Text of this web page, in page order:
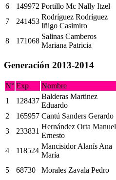
6
149972 Portillo Mc Nally Itzel
7
241453
Rodríguez Rodríguez
Iñigo Casimiro
8
171068
Salinas Camberos
Mariana Patricia
Generación 2013-2014
N° Exp Nombre
1
128437
Balderas Martinez
Eduardo
2
165957 Cantú Sanders Gerardo
3
233831
Hernández Orta Manuel
Ernesto
4
118524
Mancisidor Alanís Ana
María
5
68730 Morales Zavala Pedro